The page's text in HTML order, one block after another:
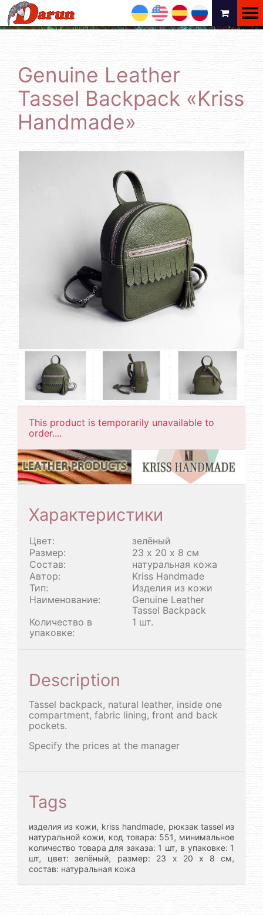
UA EN ES RU
Genuine Leather
Tassel Backpack «Kriss
Handmade»
This product is temporarily unavailable to
order....
Характеристики
Цвет:
зелёный
Размер:
23 х 20 х 8 см
Состав:
натуральная кожа
Автор:
Kriss Handmade
Тип:
Изделия из кожи
Наименование:
Genuine Leather
Tassel Backpack
Количество в
упаковке:
1 шт.
Description
Tassel backpack, natural leather, inside one
compartment, fabric lining, front and back
pockets.
Specify the prices at the manager
Tags
изделия из кожи, kriss handmade, рюкзак tassel из
натуральной кожи, код товара: 551 , минимальное
количество товара для заказа: 1 шт, в упаковке: 1
шт, цвет: зелёный, размер: 23 х 20 х 8 см,
состав: натуральная кожа